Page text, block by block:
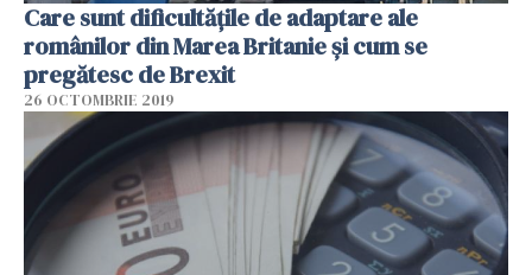
Care sunt dificultățile de adaptare ale
românilor din Marea Britanie și cum se
pregătesc de Brexit
26 OCTOMBRIE 2019